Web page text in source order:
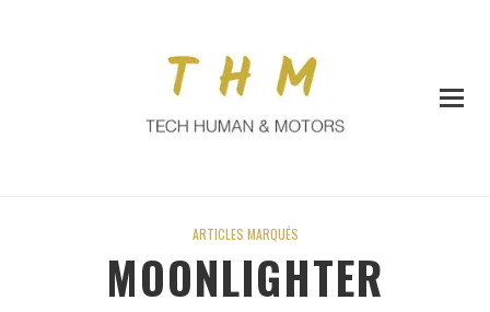
ARTICLES MARQUÉS
MOONLIGHTER